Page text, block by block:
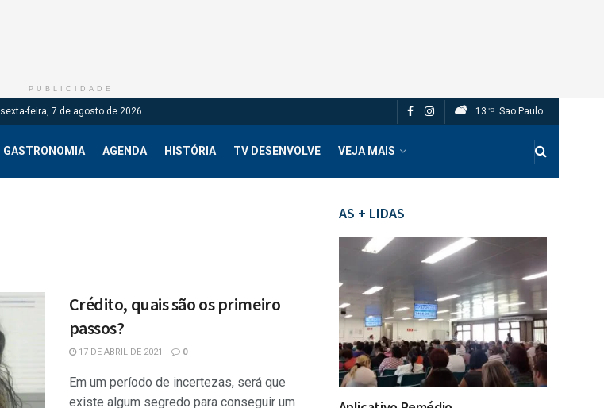
PUBLICIDADE
sexta-feira, 7 de agosto de 2026 13 °C Sao Paulo
GASTRONOMIA AGENDA HISTÓRIA TV DESENVOLVE VEJA MAIS
Crédito, quais são os primeiro
passos?
17 DE ABRIL DE 2021 0
Em um período de incertezas, será que
existe algum segredo para conseguir um
AS + LIDAS